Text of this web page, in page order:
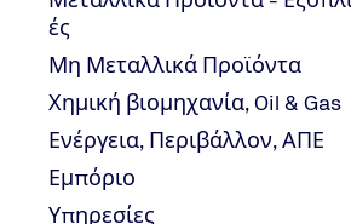
ές
Μη Μεταλλικά Προϊόντα
Χημική βιομηχανία, Oil & Gas
Ενέργεια, Περιβάλλον, ΑΠΕ
Εμπόριο
Υπηρεσίες
ΔΕΛΤΙΟ ΤΥΠΟΥ
Η TÜV NORD Hellas